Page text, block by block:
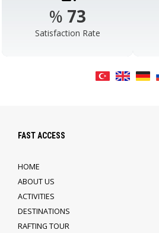
% 96
Satisfaction Rate
FAST ACCESS
HOME
ABOUT US
ACTIVITIES
DESTINATIONS
RAFTING TOUR